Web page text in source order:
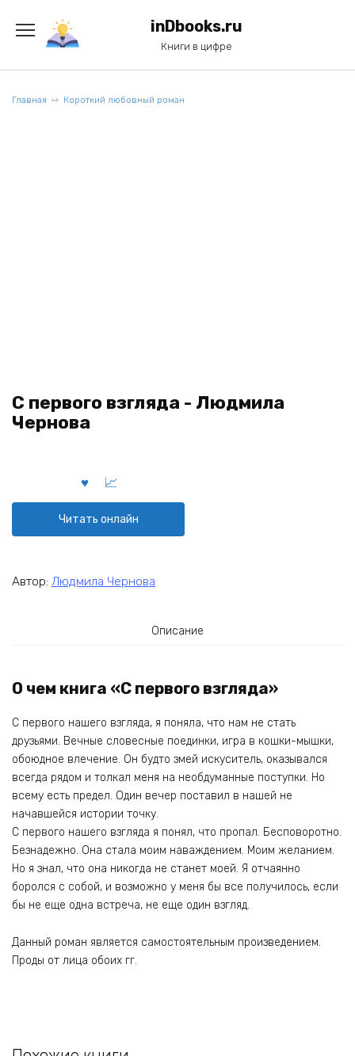
содержанию
inDbooks.ru
Книги в цифре
Главная Короткий любовный роман
С первого взгляда - Людмила
Чернова
Читать онлайн
Автор: Людмила Чернова
Описание
О чем книга «С первого взгляда»
С первого нашего взгляда, я поняла, что нам не стать
друзьями. Вечные словесные поединки, игра в кошки-мышки,
обоюдное влечение. Он будто змей искуситель, оказывался
всегда рядом и толкал меня на необдуманные поступки. Но
всему есть предел. Один вечер поставил в нашей не
начавшейся истории точку.
С первого нашего взгляда я понял, что пропал. Бесповоротно.
Безнадежно. Она стала моим наваждением. Моим желанием.
Но я знал, что она никогда не станет моей. Я отчаянно
боролся с собой, и возможно у меня бы все получилось, если
бы не еще одна встреча, не еще один взгляд.
Данный роман является самостоятельным произведением.
Проды от лица обоих гг.